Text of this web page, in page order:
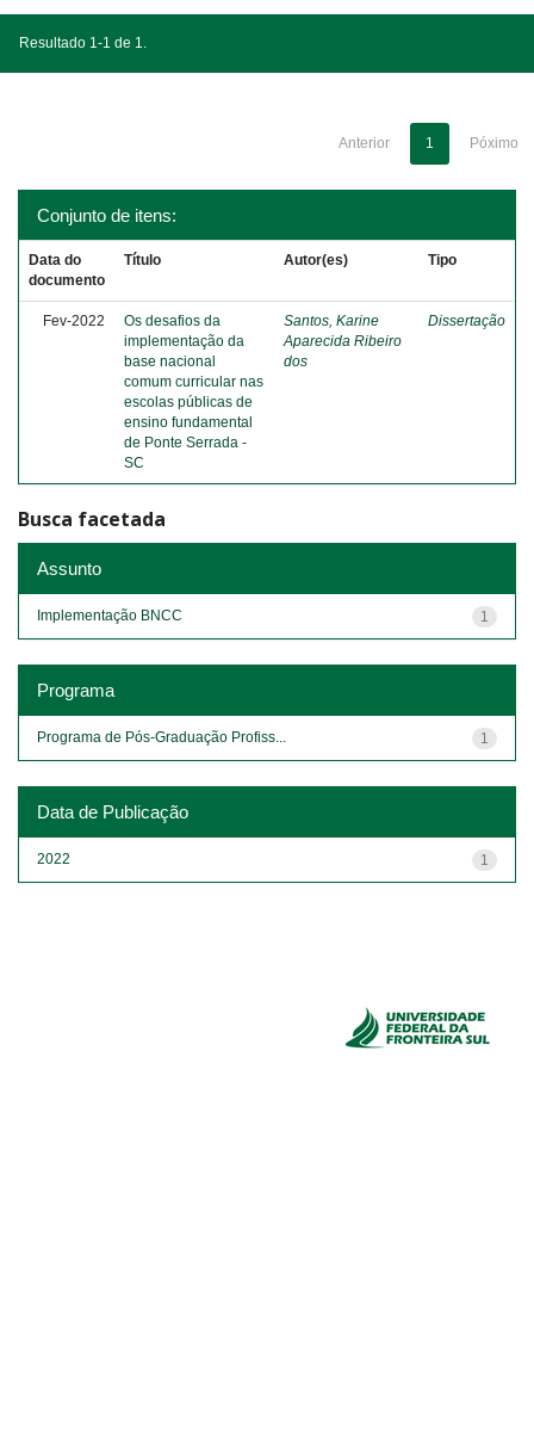
Resultado 1-1 de 1.
Anterior 1 Póximo
Conjunto de itens:
Data do
documento
Título Autor(es) Tipo
Fev-2022
Os desafios da
implementação da
base nacional
comum curricular nas
escolas públicas de
ensino fundamental
de Ponte Serrada -
SC
Santos, Karine
Aparecida Ribeiro
dos
Dissertação
Busca facetada
Assunto
1
Implementação BNCC
Programa
1
Programa de Pós-Graduação Profiss...
Data de Publicação
1
2022